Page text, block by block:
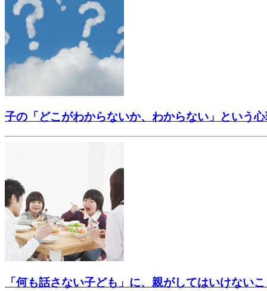
子の「どこがわからないか、わからない」という
「何も話さない子ども」に、親がしてはいけない